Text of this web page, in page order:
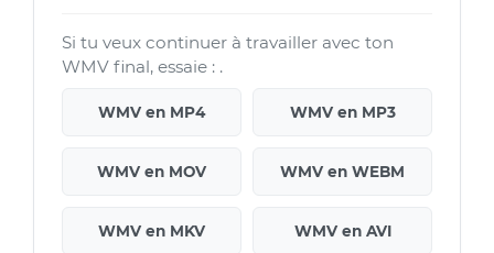
Si tu veux continuer à travailler avec ton
WMV final, essaie : .
WMV en MP4 WMV en MP3
WMV en MOV WMV en WEBM
WMV en MKV WMV en AVI